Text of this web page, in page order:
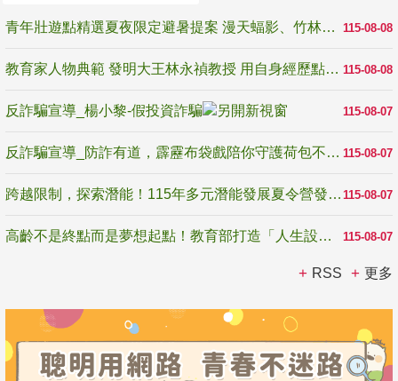
115-08-08
青年壯遊點精選夏夜限定避暑提案 漫天蝠影、竹林尋蛙、茶香夜觀 邀青年暮色出發
115-08-08
教育家人物典範 發明大王林永禎教授 用自身經歷點亮學生的路
115-08-07
反詐騙宣導_楊小黎-假投資詐騙
115-08-07
反詐騙宣導_防詐有道，霹靂布袋戲陪你守護荷包不受騙
115-08-07
跨越限制，探索潛能！115年多元潛能發展夏令營發掘生命無限可能
115-08-07
高齡不是終點而是夢想起點！教育部打造「人生設計夢工場」 參展第3屆高齡健康產業博覽會
RSS 更多